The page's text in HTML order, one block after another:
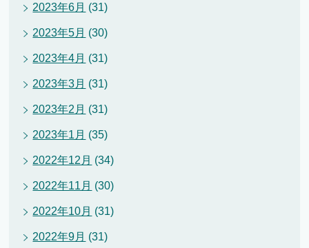
2023年6月 (31)
2023年5月 (30)
2023年4月 (31)
2023年3月 (31)
2023年2月 (31)
2023年1月 (35)
2022年12月 (34)
2022年11月 (30)
2022年10月 (31)
2022年9月 (31)